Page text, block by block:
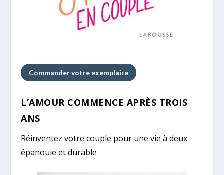
Commander votre exemplaire
L’AMOUR COMMENCE APRÈS TROIS
ANS
Réinventez votre couple pour une vie à deux
épanouie et durable